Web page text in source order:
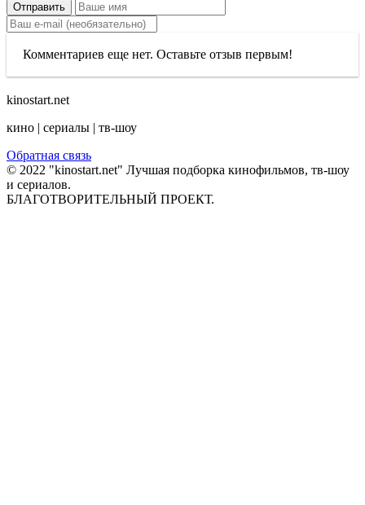
Отправить
Комментариев еще нет. Оставьте отзыв первым!
kinostart.net
кино | сериалы | тв-шоу
Обратная связь
© 2022 "kinostart.net" Лучшая подборка кинофильмов, тв-шоу
и сериалов.
БЛАГОТВОРИТЕЛЬНЫЙ ПРОЕКТ.